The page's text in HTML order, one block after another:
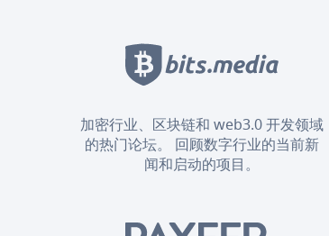
加密行业、区块链和 web3.0 开发领域
的热门论坛。 回顾数字行业的当前新
闻和启动的项目。